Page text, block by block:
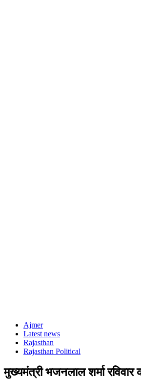
Ajmer
Latest news
Rajasthan
Rajasthan Political
मुख्यमंत्री भजनलाल शर्मा